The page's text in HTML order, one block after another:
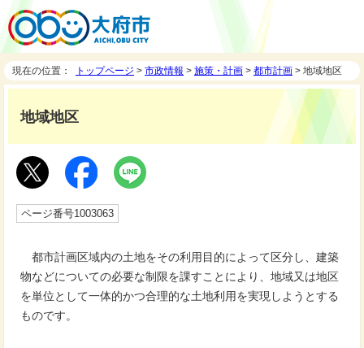
現在の位置： トップページ > 市政情報 > 施策・計画 > 都市計画 > 地域地区
地域地区
ページ番号1003063
都市計画区域内の土地をその利用目的によって区分し、建築
物などについての必要な制限を課すことにより、地域又は地区
を単位として一体的かつ合理的な土地利用を実現しようとする
ものです。